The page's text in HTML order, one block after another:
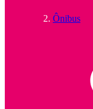
Ônibus